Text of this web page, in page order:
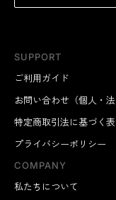
SUPPORT
ご利用ガイド
お問い合わせ（個人・法
特定商取引法に基づく
プライバシーポリシー
COMPANY
私たちについて